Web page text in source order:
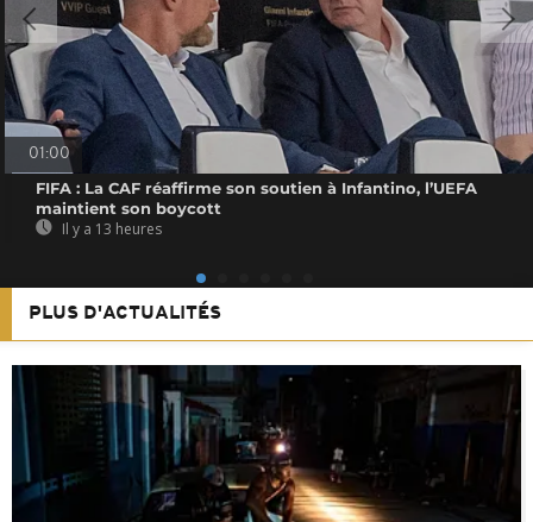
01:00
FIFA : La CAF réaffirme son soutien à Infantino, l’UEFA
maintient son boycott
Il y a 13 heures
PLUS D'ACTUALITÉS